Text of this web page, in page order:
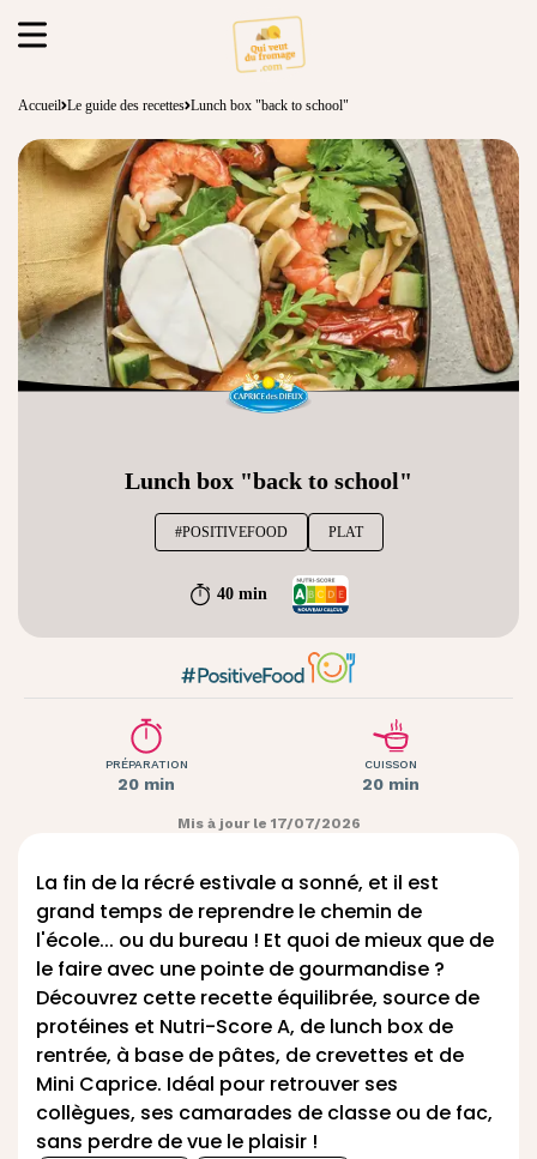
Accueil Le guide des recettes Lunch box "back to school"
Lunch box "back to school"
#POSITIVEFOOD PLAT
40 min
PRÉPARATION
20 min
CUISSON
20 min
Mis à jour le 17/07/2026
La fin de la récré estivale a sonné, et il est
grand temps de reprendre le chemin de
l'école... ou du bureau ! Et quoi de mieux que de
le faire avec une pointe de gourmandise ?
Découvrez cette recette équilibrée, source de
protéines et Nutri-Score A, de lunch box de
rentrée, à base de pâtes, de crevettes et de
Mini Caprice. Idéal pour retrouver ses
collègues, ses camarades de classe ou de fac,
sans perdre de vue le plaisir !